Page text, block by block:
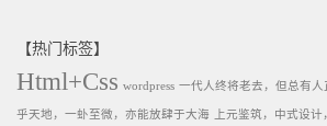
【热门标签】
Html+Css wordpress 一代人终将老去，但总有人
乎天地，一虲至微，亦能放肆于大海 上元鉴筑，中式设计